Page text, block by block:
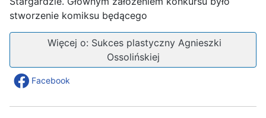
stworzenie komiksu będącego
Więcej o: Sukces plastyczny Agnieszki
Ossolińskiej
Facebook